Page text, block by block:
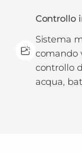
Controllo
Sistema
comando
controllo
acqua,